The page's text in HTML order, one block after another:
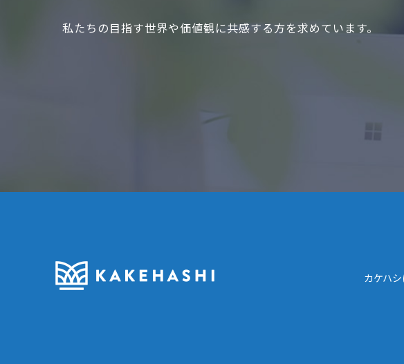
私たちの⽬指す世界や価値観に共感する⽅を求めています。
カケハ